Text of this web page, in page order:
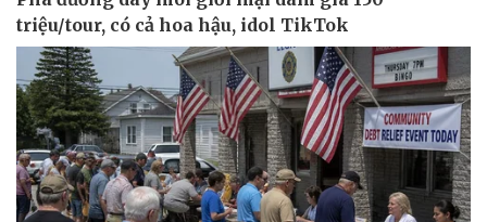
Bóng đá
Lịch thi đấu bóng đá
Thế giới thể thao
eSports
Hậu trường
Ô tô
Xe máy
Tư vấn